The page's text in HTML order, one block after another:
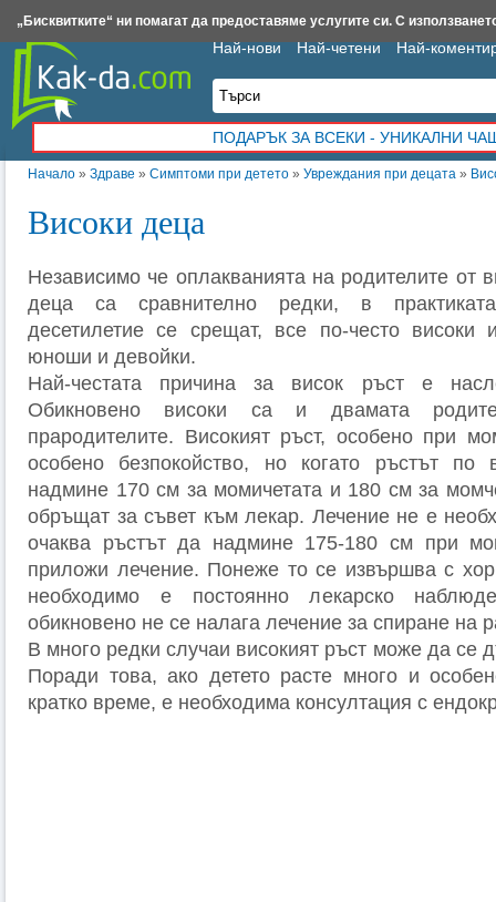
Начало » Здраве » Симптоми при детето » Увреждания при децата »
Високи деца
Независимо че оплакванията на родителите от
деца са сравнително редки, в
десетилетие се срещат, все по-често високи
юноши и девойки.
Най-честата причина за висок ръст е
Обикновено високи са и двамата
прародителите. Високият ръст, особено при
особено безпокойство, но когато ръстът по
надмине 170 см за момичетата и 180 см за
обръщат за съвет към лекар. Лечение не е
очаква ръстът да надмине 175-180 см при
приложи лечение. Понеже то се извършва с
необходимо е постоянно лекарско
обикновено не се налага лечение за спиране на
В много редки случаи високият ръст може да се
Поради това, ако детето расте много и
кратко време, е необходима консултация с
Най-нови Най-четени Най-
ПОДАРЪК ЗА ВСЕКИ - УНИКАЛНИ
Insert.bg Framar.bg Kak-da.com Iztochnik.com BauBau.bg NewAge.bg
„Бисквитките“ ни помагат да предоставяме услугите си. С